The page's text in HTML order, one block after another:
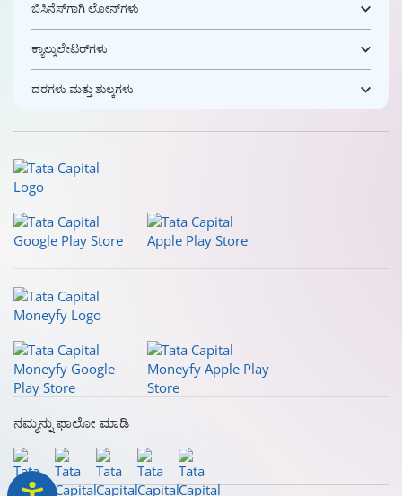
ಬಿಸಿನೆಸ್‌ಗಾಗಿ ಲೋನ್‌ಗಳು
ಕ್ಯಾಲ್ಕುಲೇಟರ್‌ಗಳು
ದರಗಳು ಮತ್ತು ಶುಲ್ಕಗಳು
ನಮ್ಮನ್ನು ಫಾಲೋ ಮಾಡಿ